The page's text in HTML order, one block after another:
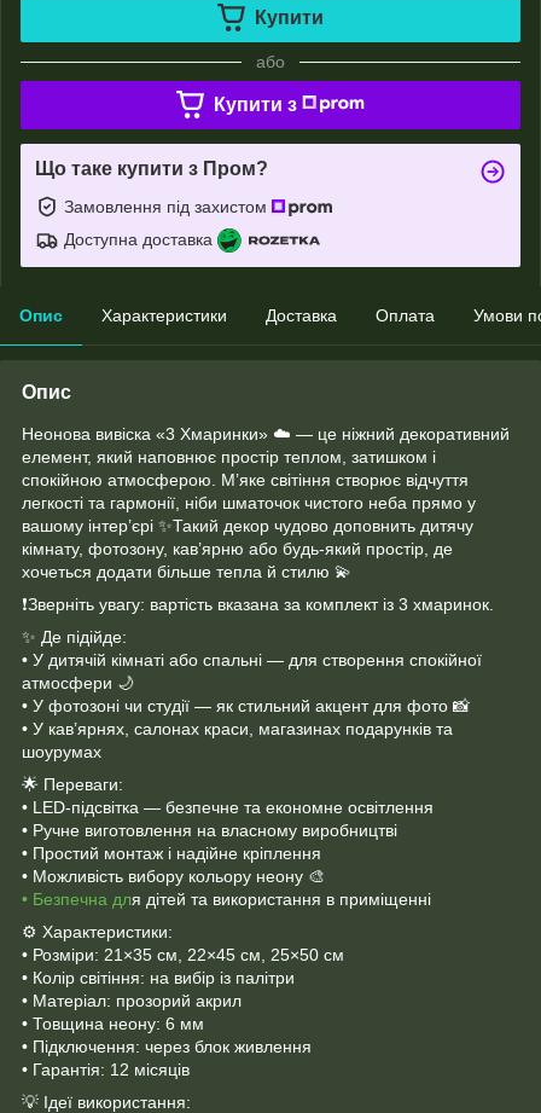
Купити
або
Купити з
Що таке купити з Пром?
Замовлення під захистом
Доступна доставка
Опис Характеристики Доставка Оплата Умови
Опис
Неонова вивіска «3 Хмаринки» ☁️ — це ніжний декоративний
елемент, який наповнює простір теплом, затишком і
спокійною атмосферою. М’яке світіння створює відчуття
легкості та гармонії, ніби шматочок чистого неба прямо у
вашому інтер’єрі ✨Такий декор чудово доповнить дитячу
кімнату, фотозону, кав’ярню або будь-який простір, де
хочеться додати більше тепла й стилю 💫
❗️Зверніть увагу: вартість вказана за комплект із 3 хмаринок.
✨ Де підійде:
• У дитячій кімнаті або спальні — для створення спокійної
атмосфери 🌙
• У фотозоні чи студії — як стильний акцент для фото 📸
• У кав’ярнях, салонах краси, магазинах подарунків та
шоурумах
🌟 Переваги:
• LED-підсвітка — безпечне та економне освітлення
• Ручне виготовлення на власному виробництві
• Простий монтаж і надійне кріплення
• Можливість вибору кольору неону 🎨
• Безпечна для дітей та використання в приміщенні
⚙️ Характеристики:
• Розміри: 21×35 см, 22×45 см, 25×50 см
• Колір світіння: на вибір із палітри
• Матеріал: прозорий акрил
• Товщина неону: 6 мм
• Підключення: через блок живлення
• Гарантія: 12 місяців
💡 Ідеї використання: